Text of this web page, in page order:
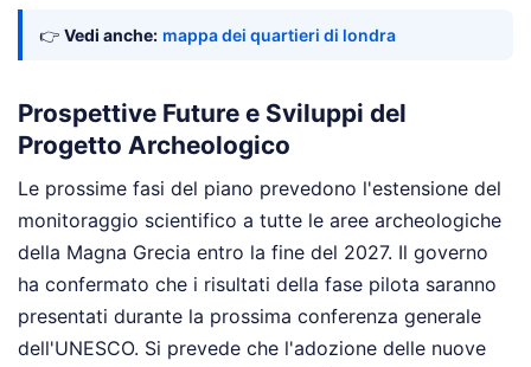
👉 Vedi anche: mappa dei quartieri di londra
Prospettive Future e Sviluppi del
Progetto Archeologico
Le prossime fasi del piano prevedono l'estensione del
monitoraggio scientifico a tutte le aree archeologiche
della Magna Grecia entro la fine del 2027. Il governo
ha confermato che i risultati della fase pilota saranno
presentati durante la prossima conferenza generale
dell'UNESCO. Si prevede che l'adozione delle nuove